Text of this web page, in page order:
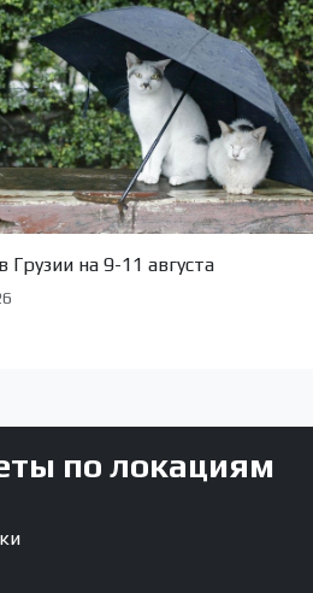
Грузии на 9-11 августа
по локациям